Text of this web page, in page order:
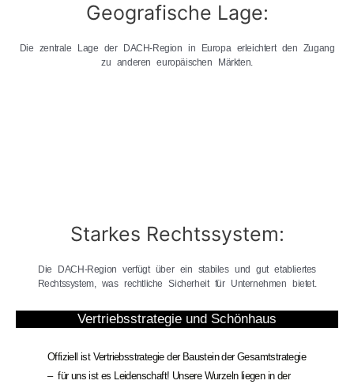
Geografische Lage:
Die zentrale Lage der DACH-Region in Europa erleichtert den Zugang
zu anderen europäischen Märkten.
Starkes Rechtssystem:
Die DACH-Region verfügt über ein stabiles und gut etabliertes
Rechtssystem, was rechtliche Sicherheit für Unternehmen bietet.
Vertriebsstrategie und Schönhaus
Offiziell ist Vertriebsstrategie der Baustein der Gesamtstrategie
– für uns ist es Leidenschaft! Unsere Wurzeln liegen in der